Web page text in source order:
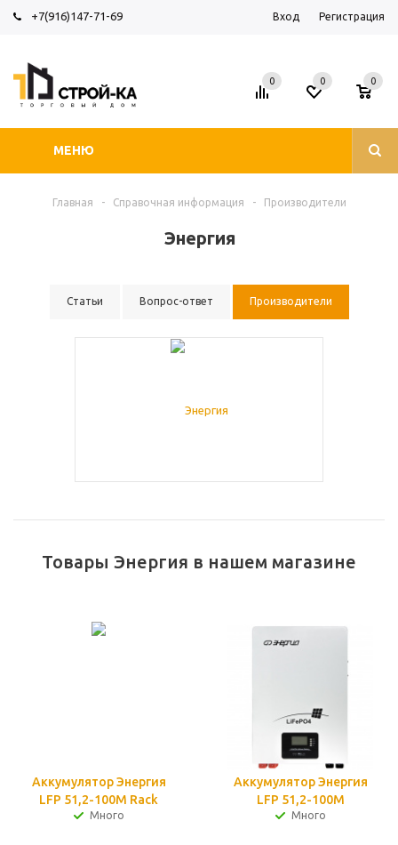
+7(916)147-71-69 Вход Регистрация
МЕНЮ
0 0 0
Главная - Справочная информация - Производители
Энергия
Статьи Вопрос-ответ Производители
Товары Энергия в нашем магазине
Аккумулятор Энергия
LFP 51,2-100M Rack
Много
Аккумулятор Энергия
LFP 51,2-100M
Много